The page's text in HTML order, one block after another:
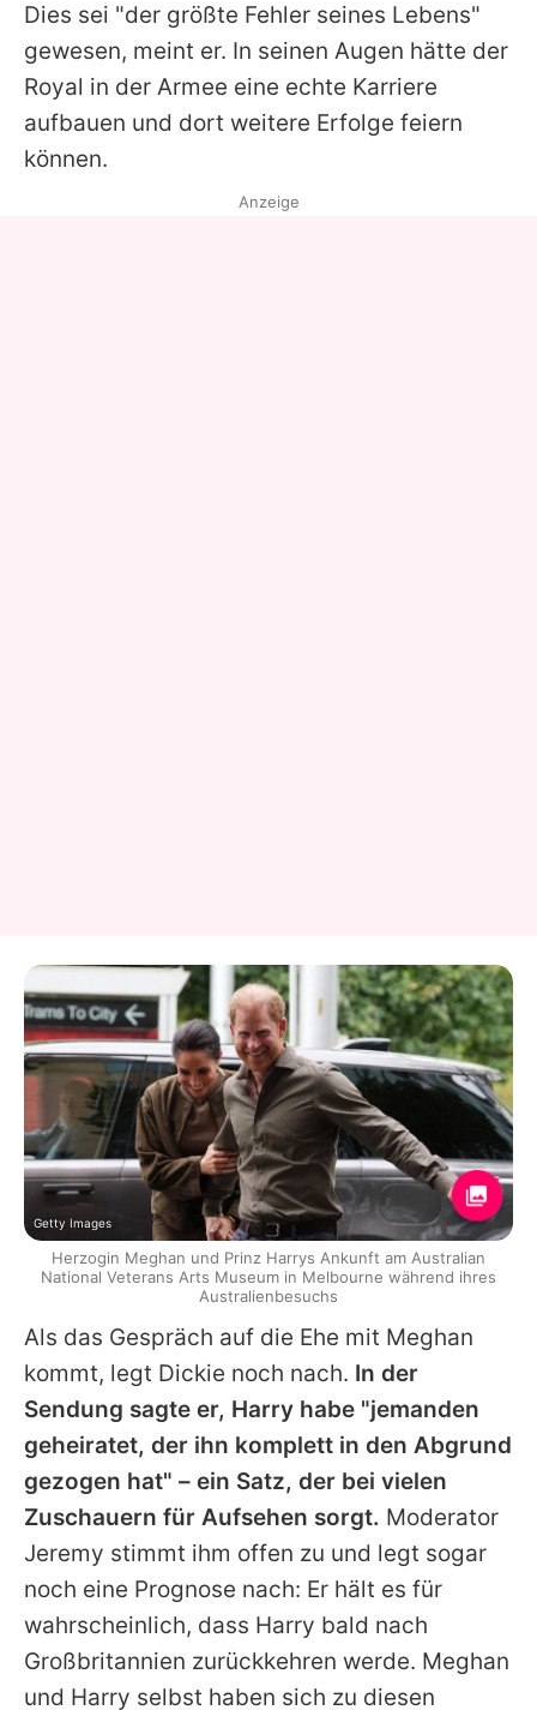
Dies sei "der größte Fehler seines Lebens"
gewesen, meint er. In seinen Augen hätte der
Royal in der Armee eine echte Karriere
aufbauen und dort weitere Erfolge feiern
können.
Als das Gespräch auf die Ehe mit Meghan
kommt, legt Dickie noch nach. In der
Sendung sagte er, Harry habe "jemanden
geheiratet, der ihn komplett in den Abgrund
gezogen hat" – ein Satz, der bei vielen
Zuschauern für Aufsehen sorgt. Moderator
Jeremy stimmt ihm offen zu und legt sogar
noch eine Prognose nach: Er hält es für
wahrscheinlich, dass Harry bald nach
Großbritannien zurückkehren werde. Meghan
und Harry selbst haben sich zu diesen
Anzeige
Getty Images
Herzogin Meghan und Prinz Harrys Ankunft am Australian
National Veterans Arts Museum in Melbourne während ihres
Australienbesuchs